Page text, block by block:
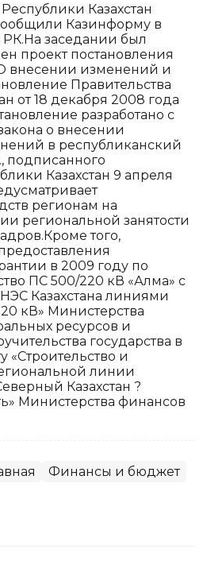
Казахстан
Казинформу в
заседании был
проект постановления
внесении изменений и
Правительства
от 18 декабря 2008 года
разработано с
о внесении
в республиканский
подписанного
Казахстан 9 апреля
регионам на
региональной занятости
того,
в 2009 году по
ПС 500/220 кВ «Алма» с
Казахстана линиями
кВ» Министерства
ресурсов и
государства в
«Строительство и
линии
Казахстан ?
Министерства финансов
Финансы и бюджет